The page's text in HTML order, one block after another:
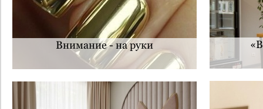
Внимание - на руки